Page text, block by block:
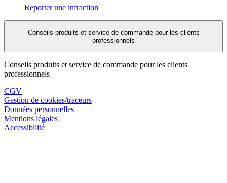
Reporter une infraction
Conseils produits et service de commande pour les clients
professionnels
Conseils produits et service de commande pour les clients
professionnels
CGV
Gestion de cookies/traceurs
Données personnelles
Mentions légales
Accessibilité